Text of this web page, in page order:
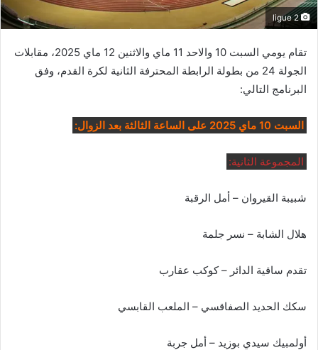
ligue 2
تقام يومي السبت 10 والاحد 11 ماي والاثنين 12 ماي 2025، مقابلات
الجولة 24 من بطولة الرابطة المحترفة الثانية لكرة القدم، وفق
البرنامج التالي:
السبت 10 ماي 2025 على الساعة الثالثة بعد الزوال:
المجموعة الثانية:
شبيبة القيروان – أمل الرقبة
هلال الشابة – نسر جلمة
تقدم ساقية الدائر – كوكب عقارب
سكك الحديد الصفاقسي – الملعب القابسي
أولمبيك سيدي بوزيد – أمل جربة